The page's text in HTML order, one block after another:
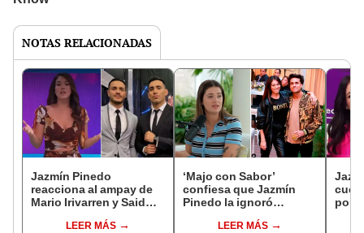
NOTAS RELACIONADAS
Jazmín Pinedo
reacciona al ampay de
Mario Irivarren y Said
claro: "Hay que tener
LEER MÁS
‘Majo con Sabor’
confiesa que Jazmín
Pinedo la ignoró
como novia de Gino
LEER MÁS
por